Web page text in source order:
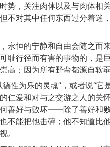
势，关注肉体以及与肉体相
不对其中任何东西过分着迷
永恒的宁静和自由会随之而
耻行径而有害的事物的，是
高；因为所有野蛮都源自软弱
性为乐的灵魂”，或者说“它
仁爱和对与之交游之人的关
善好与败坏——除了善好和
不能把他击碎；他不知道比
。